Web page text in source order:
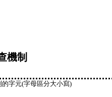
機制
字元(字母區分大小寫)